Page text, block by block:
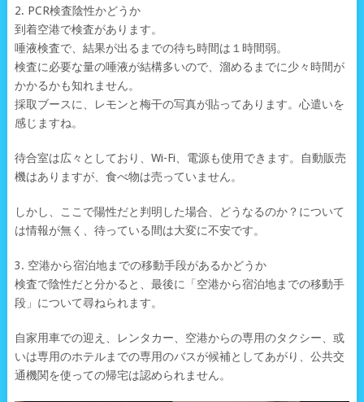
2. PCR検査陰性かどうか
到着空港で検査があります。
唾液検査で、結果が出るまでの待ち時間は１時間弱。
検査に必要な量の唾液が結構多いので、溜めるまでに少々時間が
かかるかも知れません。
採取ブースに、レモンと梅干の写真が貼ってあります。心遣いを
感じますね。
待合室は広々としており、Wi-Fi、電源も使用できます。自動販売
機はありますが、食べ物は売っていません。
しかし、ここで陽性だと判明した場合、どうなるのか？について
は情報が無く、待っている間は大変に不安です。
3. 空港から宿泊地までの移動手段があるかどうか
検査で陰性だと分かると、最後に「空港から宿泊地までの移動手
段」について尋ねられます。
自家用車での迎え、レンタカー、空港からの専用のタクシー、或
いは専用のホテルまでの専用のバスが候補としてあがり、公共交
通機関を使っての帰宅は認められません。